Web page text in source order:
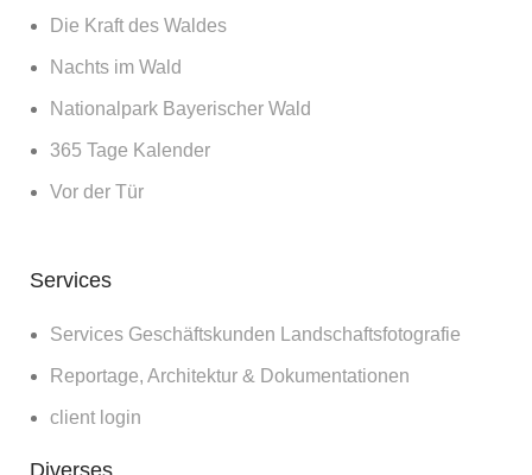
Die Kraft des Waldes
Nachts im Wald
Nationalpark Bayerischer Wald
365 Tage Kalender
Vor der Tür
Services
Services Geschäftskunden Landschaftsfotografie
Reportage, Architektur & Dokumentationen
client login
Diverses